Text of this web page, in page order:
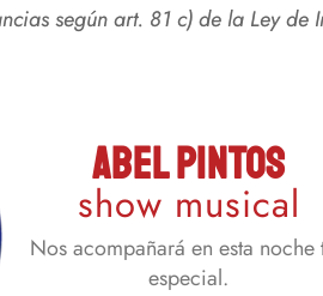
según art. 81 c) de la Ley de
ABEL PINTOS
show musical
Nos acompañará en esta noche
especial.